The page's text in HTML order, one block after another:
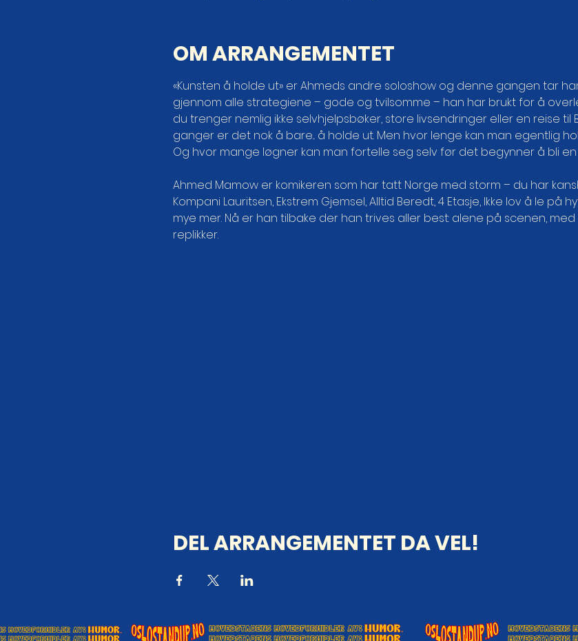
OM ARRANGEMENTET
«Kunsten å holde ut» er Ahmeds andre soloshow og denne gangen tar
gjennom alle strategiene – gode og tvilsomme – han har brukt for å
du trenger nemlig ikke selvhjelpsbøker, store livsendringer eller en reise til
ganger er det nok å bare... å holde ut. Men hvor lenge kan man egentlig
Og hvor mange løgner kan man fortelle seg selv før det begynner å bli en
Ahmed Mamow er komikeren som har tatt Norge med storm – du har
Kompani Lauritsen, Ekstrem Gjemsel, Alltid Beredt, 4 Etasje, Ikke lov å le på
mye mer. Nå er han tilbake der han trives aller best: alene på scenen,
replikker.
DEL ARRANGEMENTET DA VEL!